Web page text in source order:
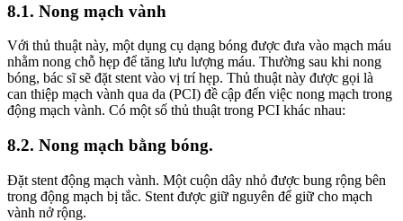
8.1. Nong mạch vành
Với thủ thuật này, một dụng cụ dạng bóng được đưa vào mạch máu
nhằm nong chỗ hẹp để tăng lưu lượng máu. Thường sau khi nong
bóng, bác sĩ sẽ đặt stent vào vị trí hẹp. Thủ thuật này được gọi là
can thiệp mạch vành qua da (PCI) đề cập đến việc nong mạch trong
động mạch vành. Có một số thủ thuật trong PCI khác nhau:
8.2. Nong mạch bằng bóng.
Đặt stent động mạch vành. Một cuộn dây nhỏ được bung rộng bên
trong động mạch bị tắc. Stent được giữ nguyên để giữ cho mạch
vành nở rộng.